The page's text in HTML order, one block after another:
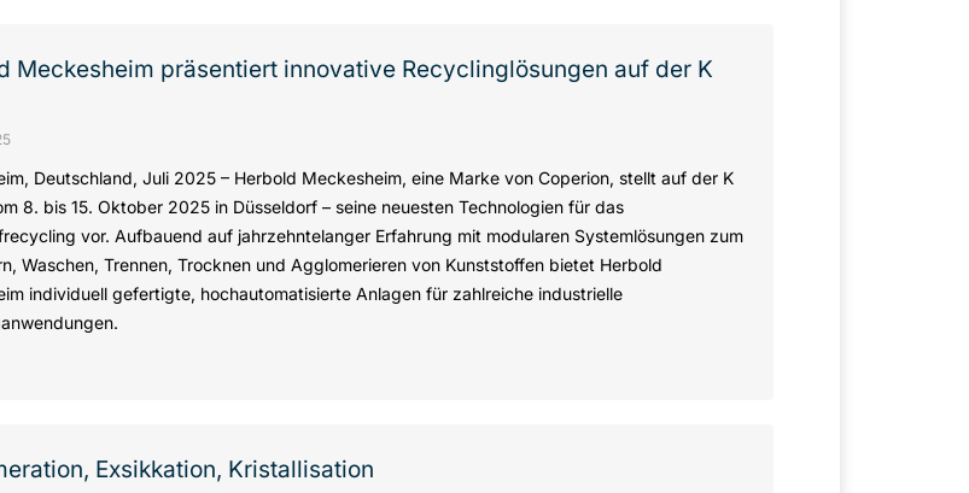
Meckesheim präsentiert innovative Recyclinglösungen auf der K
Deutschland, Juli 2025 – Herbold Meckesheim, eine Marke von Coperion, stellt auf der K
8. bis 15. Oktober 2025 in Düsseldorf – seine neuesten Technologien für das
vor. Aufbauend auf jahrzehntelanger Erfahrung mit modularen Systemlösungen zum
Waschen, Trennen, Trocknen und Agglomerieren von Kunststoffen bietet Herbold
individuell gefertigte, hochautomatisierte Anlagen für zahlreiche industrielle
Exsikkation, Kristallisation